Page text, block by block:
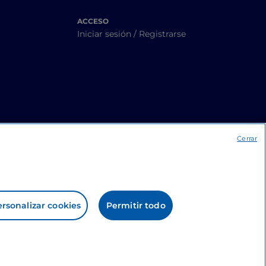
ACCESO
Iniciar sesión / Registrarse
cookies Permitir todo
Cerrar